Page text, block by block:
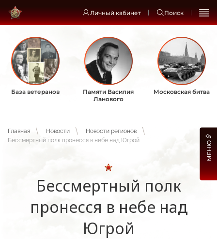
Личный кабинет Поиск
База ветеранов
Памяти Василия
Ланового
Московская битва
Главная Новости
Новости регионов
Бессмертный полк пронесся в небе над Югрой
Бессмертный полк
пронесся в небе над
Югрой
МЕНЮ